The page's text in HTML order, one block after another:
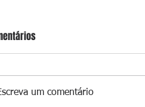
um comentário